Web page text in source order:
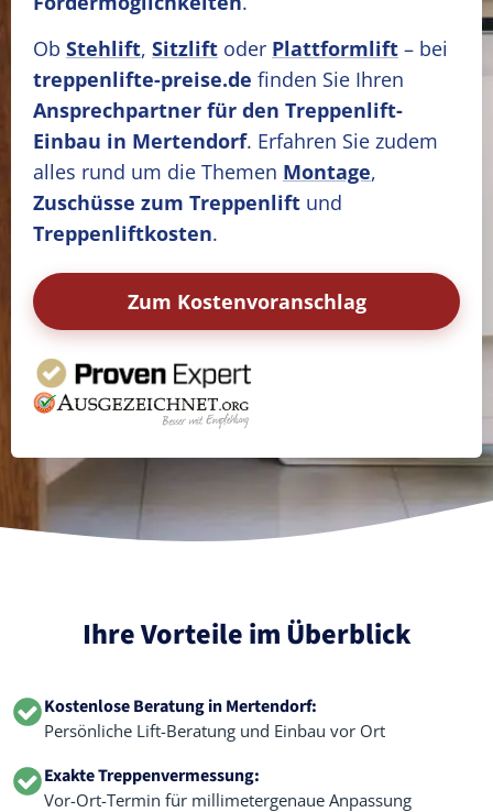
Ob Stehlift, Sitzlift oder Plattformlift – bei
treppenlifte-preise.de finden Sie Ihren
Ansprechpartner für den Treppenlift-
Einbau in Mertendorf. Erfahren Sie zudem
alles rund um die Themen Montage,
Zuschüsse zum Treppenlift und
Treppenliftkosten.
Zum Kostenvoranschlag
Ihre Vorteile im Überblick
Kostenlose Beratung in Mertendorf:
Persönliche Lift-Beratung und Einbau vor Ort
Exakte Treppenvermessung:
Vor-Ort-Termin für millimetergenaue Anpassung